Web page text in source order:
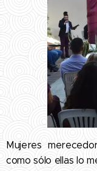
Mujeres
como sólo ellas lo